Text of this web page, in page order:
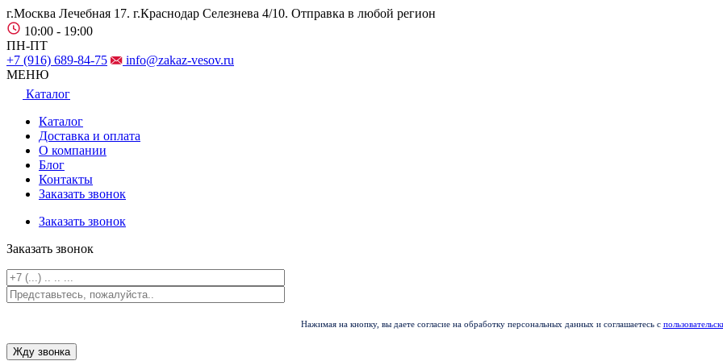
г.Москва Лечебная 17. г.Краснодар Селезнева 4/10. Отправка в любой регион
10:00 - 19:00
ПН-ПТ
+7 (916) 689-84-75
info@zakaz-vesov.ru
МЕНЮ
Каталог
Каталог
Доставка и оплата
О компании
Блог
Контакты
Заказать звонок
Заказать звонок
Заказать звонок
Нажимая на кнопку, вы даете согласие на обработку персональных данных и соглашаетесь с